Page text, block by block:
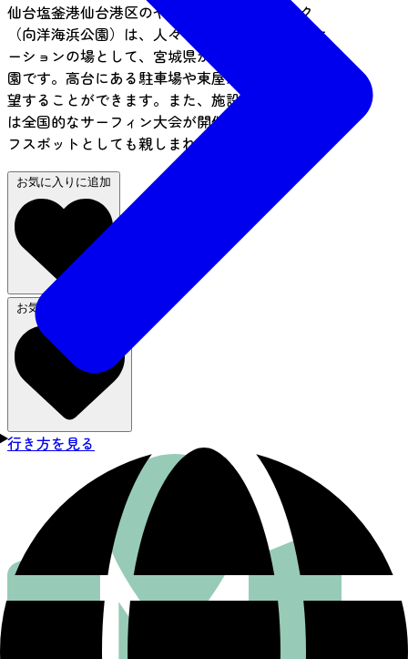
仙台塩釜港仙台港区のやまやシーサイドパーク
（向洋海浜公園）は、人々の憩いの場、レクリエ
ーションの場として、宮城県が整備・管理する公
園です。高台にある駐車場や東屋からは、海を一
望することができます。また、施設前面の海浜で
は全国的なサーフィン大会が開催される等、サー
フスポットとしても親しまれています。
お気に入りに追加
お気に入りから削除
行き方を見る